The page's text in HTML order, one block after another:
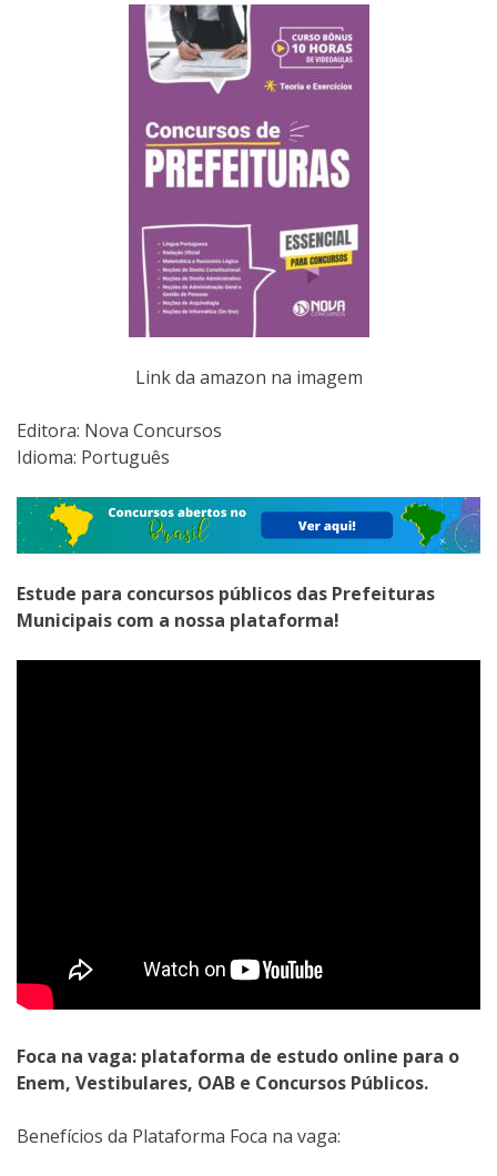
Link da amazon na imagem
Editora:‎ Nova Concursos
Idioma: Português
Estude para concursos públicos das Prefeituras
Municipais com a nossa plataforma!
Foca na vaga: plataforma de estudo online para o
Enem, Vestibulares, OAB e Concursos Públicos.
Benefícios da Plataforma Foca na vaga: